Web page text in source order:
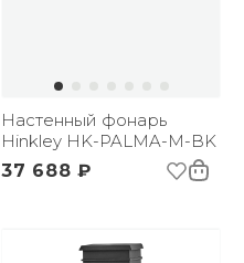
Настенный фонарь
Hinkley HK-PALMA-M-BK
37 688 ₽